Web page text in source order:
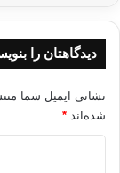
نه یک احساس گرم
باشد.
نصیحت کردن همواره
خداوند از زبان
دیدگاهتان را
نشانی ایمیل شما
شده‌اند *